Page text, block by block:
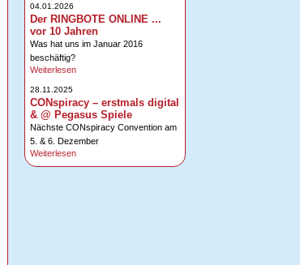
04.01.2026
Der RINGBOTE ONLINE ...
vor 10 Jahren
Was hat uns im Januar 2016
beschäftig?
Weiterlesen
28.11.2025
CONspiracy – erstmals digital
& @ Pegasus Spiele
Nächste CONspiracy Convention am
5. & 6. Dezember
Weiterlesen